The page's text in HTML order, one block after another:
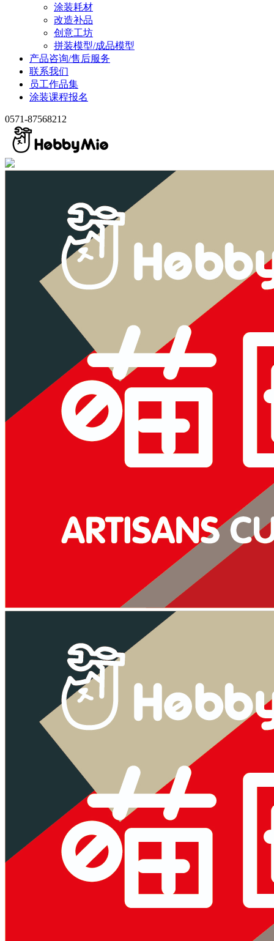
涂装耗材
改造补品
创意工坊
拼装模型/成品模型
产品咨询/售后服务
联系我们
员工作品集
涂装课程报名
0571-87568212